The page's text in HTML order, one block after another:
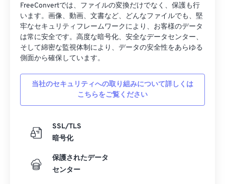
FreeConvertでは、ファイルの変換だけでなく、保護も行
います。画像、動画、文書など、どんなファイルでも、堅
牢なセキュリティフレームワークにより、お客様のデータ
は常に安全です。高度な暗号化、安全なデータセンター、
そして綿密な監視体制により、データの安全性をあらゆる
側面から確保しています。
当社のセキュリティへの取り組みについて詳しくは
こちらをご覧ください
SSL/TLS
暗号化
保護されたデータ
センター